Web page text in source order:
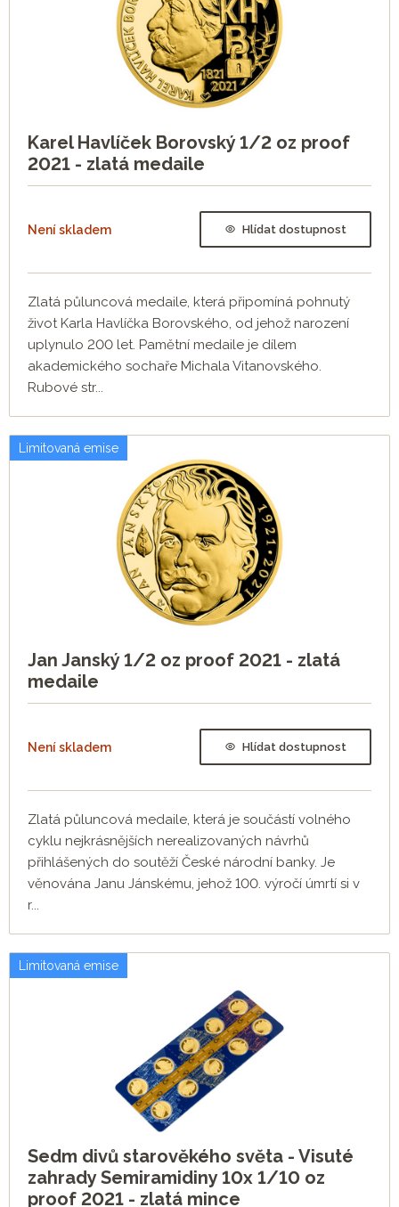
Karel Havlíček Borovský 1/2 oz proof
2021 - zlatá medaile
Není skladem Hlídat dostupnost
Zlatá půluncová medaile, která připomíná pohnutý
život Karla Havlíčka Borovského, od jehož narození
uplynulo 200 let. Pamětní medaile je dílem
akademického sochaře Michala Vitanovského.
Rubové str...
Limitovaná emise
Jan Janský 1/2 oz proof 2021 - zlatá
medaile
Není skladem Hlídat dostupnost
Zlatá půluncová medaile, která je součástí volného
cyklu nejkrásnějších nerealizovaných návrhů
přihlášených do soutěží České národní banky. Je
věnována Janu Jánskému, jehož 100. výročí úmrtí si v
r...
Limitovaná emise
Sedm divů starověkého světa - Visuté
zahrady Semiramidiny 10x 1/10 oz
proof 2021 - zlatá mince